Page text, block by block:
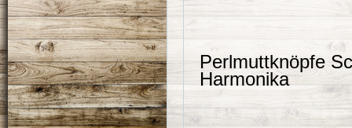
Perlmuttknöpfe
Harmonika